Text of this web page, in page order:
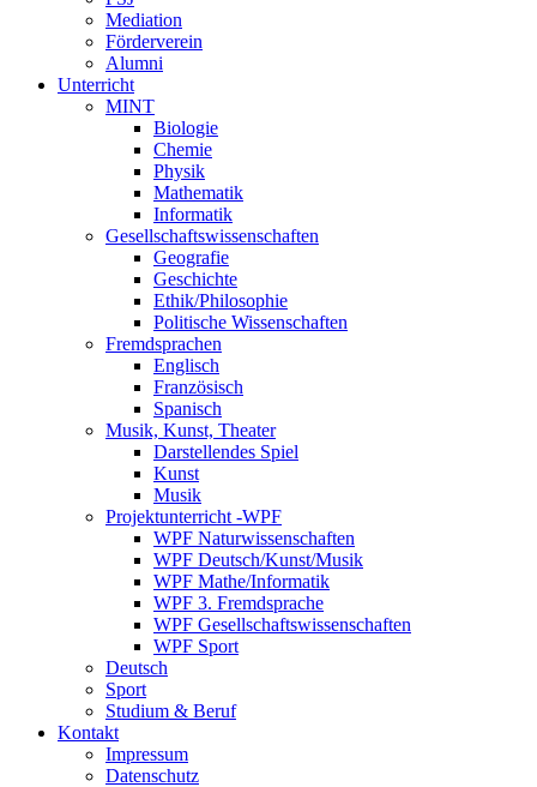
Mediation
Förderverein
Alumni
Unterricht
MINT
Biologie
Chemie
Physik
Mathematik
Informatik
Gesellschaftswissenschaften
Geografie
Geschichte
Ethik/Philosophie
Politische Wissenschaften
Fremdsprachen
Englisch
Französisch
Spanisch
Musik, Kunst, Theater
Darstellendes Spiel
Kunst
Musik
Projektunterricht -WPF
WPF Naturwissenschaften
WPF Deutsch/Kunst/Musik
WPF Mathe/Informatik
WPF 3. Fremdsprache
WPF Gesellschaftswissenschaften
WPF Sport
Deutsch
Sport
Studium & Beruf
Kontakt
Impressum
Datenschutz